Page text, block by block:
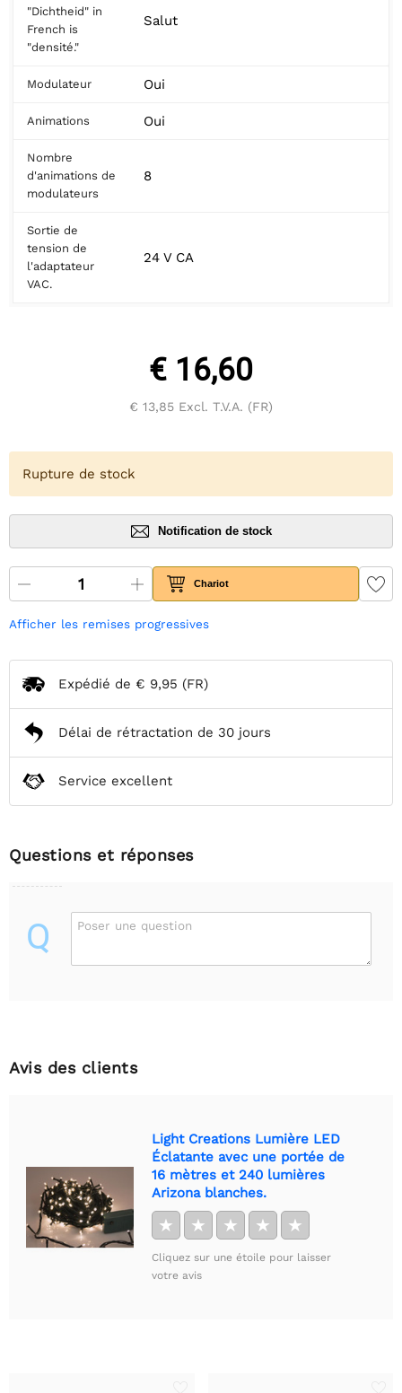
"Dichtheid" in
French is
"densité."
Salut
Modulateur Oui
Animations Oui
Nombre
d'animations de
modulateurs
8
Sortie de
tension de
l'adaptateur
VAC.
24 V CA
€ 16,60
€ 13,85 Excl. T.V.A. (FR)
Rupture de stock
Notification de stock
Chariot
Afficher les remises progressives
Expédié de € 9,95 (FR)
Délai de rétractation de 30 jours
Service excellent
Questions et réponses
Q Poser une question
Avis des clients
Light Creations Lumière LED
Éclatante avec une portée de
16 mètres et 240 lumières
Arizona blanches.
★ ★ ★ ★ ★
Cliquez sur une étoile pour laisser
votre avis